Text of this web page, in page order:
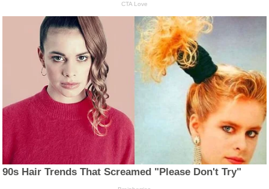
CTA Love
90s Hair Trends That Screamed "Please Don't Try"